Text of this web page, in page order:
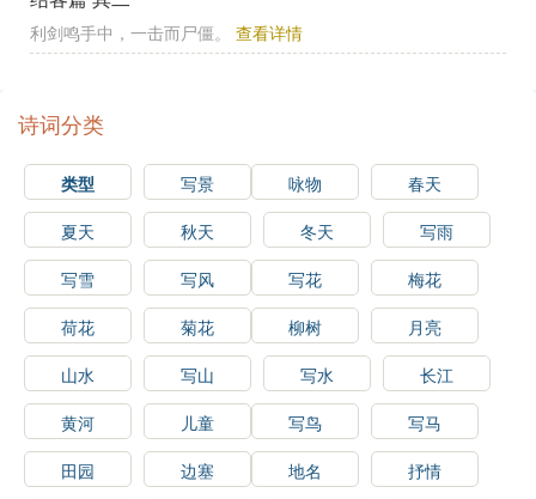
诗词分类
类型 写景 咏物
春天
夏天
秋天 冬天
写雨
写雪
写风 写花
梅花
荷花
菊花 柳树
月亮
山水
写山 写水
长江
黄河
儿童 写鸟
写马
田园
边塞 地名
抒情
利剑鸣手中，一击而尸僵。 查看详情